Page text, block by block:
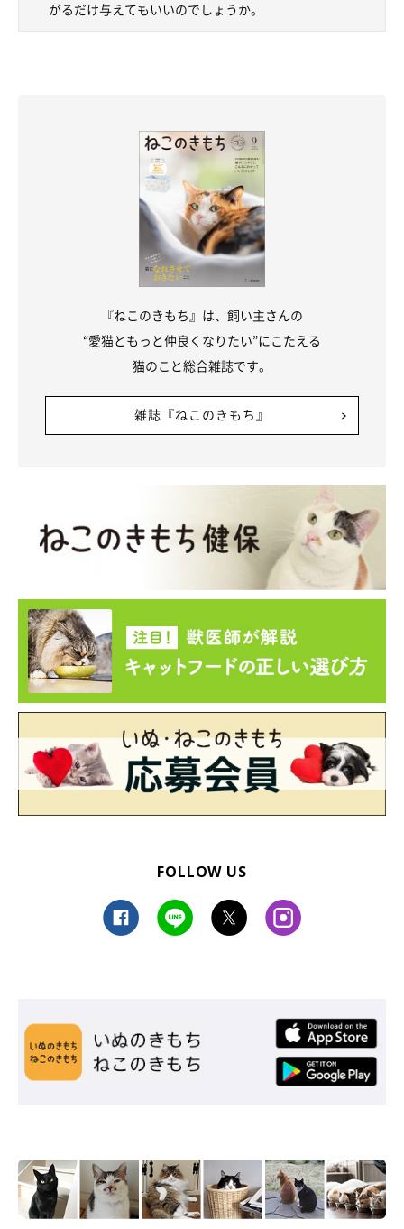
がるだけ与えてもいいのでしょうか。
『ねこのきもち』は、飼い主さんの
“愛猫ともっと仲良くなりたい”にこたえる
猫のこと総合雑誌です。
雑誌『ねこのきもち』
FOLLOW US